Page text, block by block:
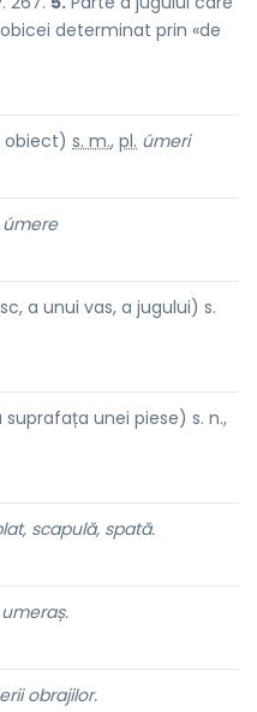
determinat prin «de
obiect) s. m., pl. úmeri
úmere
a unui vas, a jugului) s.
unei piese) s. n.,
scapulă, spată.
obrajilor.